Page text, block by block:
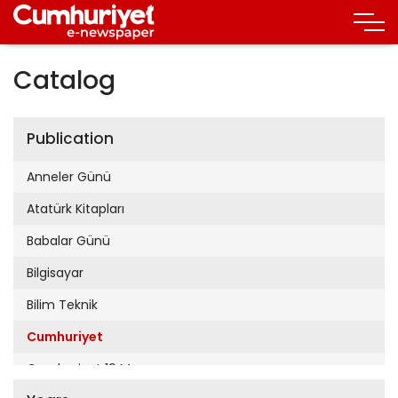
Catalog
Publication
Anneler Günü
Atatürk Kitapları
Babalar Günü
Bilgisayar
Bilim Teknik
Cumhuriyet
Cumhuriyet 19 Mayıs